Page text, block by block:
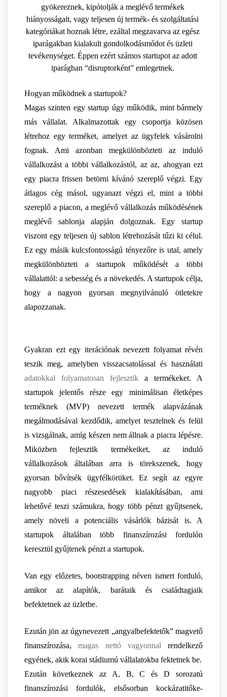
gyökereznek, kipótolják a meglévő termékek
hiányosságait, vagy teljesen új termék- és szolgáltatási
kategóriákat hoznak létre, ezáltal megzavarva az egész
iparágakban kialakult gondolkodásmódot és üzleti
tevékenységet. Éppen ezért számos startupot az adott
iparágban “disruptorként” emlegetnek.
Hogyan működnek a startupok?
Magas szinten egy startup úgy működik, mint bármely
más vállalat. Alkalmazottak egy csoportja közösen
létrehoz egy terméket, amelyet az ügyfelek vásárolni
fognak. Ami azonban megkülönbözteti az induló
vállalkozást a többi vállalkozástól, az az, ahogyan ezt
egy piacra frissen betörni kívánó szereplő végzi. Egy
átlagos cég másol, ugyanazt végzi el, mint a többi
szereplő a piacon, a meglévő vállalkozás működésének
meglévő sablonja alapján dolgoznak. Egy startup
viszont egy teljesen új sablon létrehozását tűzi ki célul.
Ez egy másik kulcsfontosságú tényezőre is utal, amely
megkülönbözteti a startupok működését a többi
vállalattól: a sebesség és a növekedés. A startupok célja,
hogy a nagyon gyorsan megnyilvánuló ötletekre
alapozzanak.
Gyakran ezt egy iterációnak nevezett folyamat révén
adatokkal folyamatosan fejlesztik a termékeket. A
startupok jelentős része egy minimálisan életképes
terméknek (MVP) nevezett termék alapvázának
megálmodásával kezdődik, amelyet tesztelnek és felül
is vizsgálnak, amíg készen nem állnak a piacra lépésre.
Miközben fejlesztik termékeiket, az induló
vállalkozások általában arra is törekszenek, hogy
gyorsan bővítsék ügyfélkörüket. Ez segít az egyre
nagyobb piaci részesedések kialakításában, ami
lehetővé teszi számukra, hogy több pénzt gyűjtsenek,
amely növeli a potenciális vásárlók bázisát is. A
startupok általában több finanszírozási fordulón
keresztül gyűjtenek pénzt a startupok.
Van egy előzetes, bootstrapping néven ismert forduló,
amikor az alapítók, barátaik és családtagjaik
befektetnek az üzletbe.
Ezután jön az úgynevezett „angyalbefektetők” magvető
finanszírozása, magas nettó vagyonnal rendelkező
egyének, akik korai stádiumú vállalatokba fektetnek be.
Ezután következnek az A, B, C és D sorozatú
finanszírozási fordulók, elsősorban kockázatitőke-